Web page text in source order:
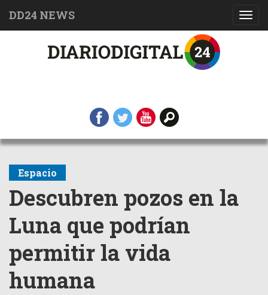
DD24 NEWS
Espacio
Descubren pozos en la
Luna que podrían
permitir la vida
humana